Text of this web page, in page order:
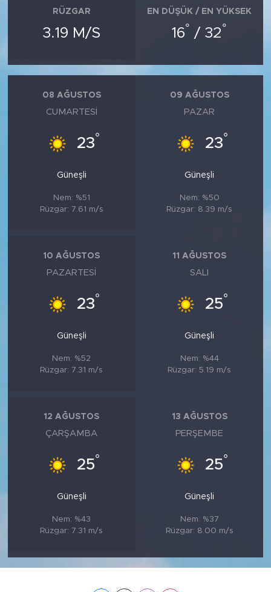
RÜZGAR
3.19 M/S
EN DÜŞÜK / EN YÜKSEK
16° / 32°
08 AĞUSTOS
CUMARTESI
23°
Güneşli
Nem: %51
Rüzgar: 7.61 m/s
09 AĞUSTOS
PAZAR
23°
Güneşli
Nem: %50
Rüzgar: 8.39 m/s
10 AĞUSTOS
PAZARTESI
23°
Güneşli
Nem: %52
Rüzgar: 7.31 m/s
11 AĞUSTOS
SALI
25°
Güneşli
Nem: %44
Rüzgar: 5.19 m/s
12 AĞUSTOS
ÇARŞAMBA
25°
Güneşli
Nem: %43
Rüzgar: 7.31 m/s
13 AĞUSTOS
PERŞEMBE
25°
Güneşli
Nem: %37
Rüzgar: 8.00 m/s